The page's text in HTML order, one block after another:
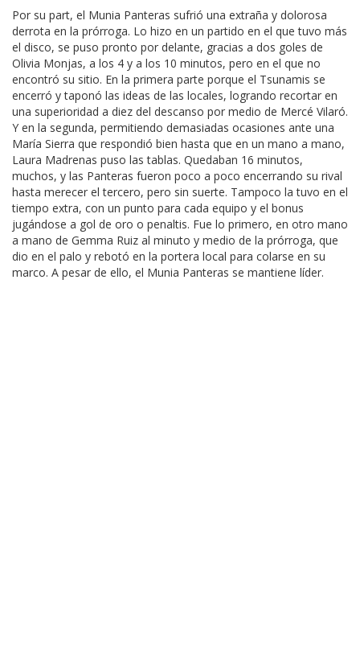
Por su part, el Munia Panteras sufrió una extraña y dolorosa
derrota en la prórroga. Lo hizo en un partido en el que tuvo más
el disco, se puso pronto por delante, gracias a dos goles de
Olivia Monjas, a los 4 y a los 10 minutos, pero en el que no
encontró su sitio. En la primera parte porque el Tsunamis se
encerró y taponó las ideas de las locales, logrando recortar en
una superioridad a diez del descanso por medio de Mercé Vilaró.
Y en la segunda, permitiendo demasiadas ocasiones ante una
María Sierra que respondió bien hasta que en un mano a mano,
Laura Madrenas puso las tablas. Quedaban 16 minutos,
muchos, y las Panteras fueron poco a poco encerrando su rival
hasta merecer el tercero, pero sin suerte. Tampoco la tuvo en el
tiempo extra, con un punto para cada equipo y el bonus
jugándose a gol de oro o penaltis. Fue lo primero, en otro mano
a mano de Gemma Ruiz al minuto y medio de la prórroga, que
dio en el palo y rebotó en la portera local para colarse en su
marco. A pesar de ello, el Munia Panteras se mantiene líder.